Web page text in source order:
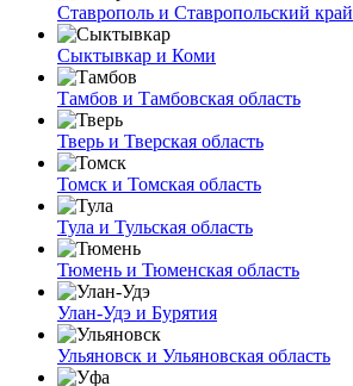
Ставрополь и Ставропольский край
Сыктывкар и Коми
Тамбов и Тамбовская область
Тверь и Тверская область
Томск и Томская область
Тула и Тульская область
Тюмень и Тюменская область
Улан-Удэ и Бурятия
Ульяновск и Ульяновская область